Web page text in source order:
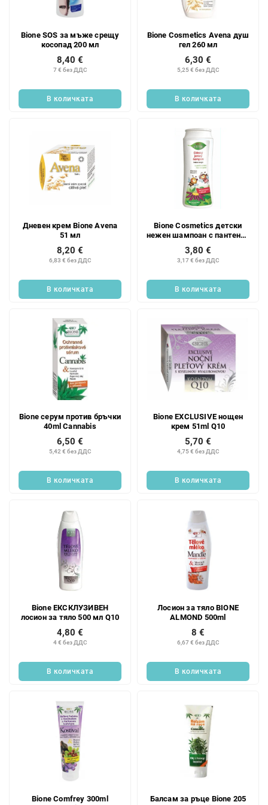
Bione SOS за мъже срещу
косопад 200 мл
7 € без ДДС
8,40 €
В количката
Bione Cosmetics Avena душ
гел 260 мл
5,25 € без ДДС
6,30 €
В количката
Дневен крем Bione Avena
51 мл
6,83 € без ДДС
8,20 €
В количката
Bione Cosmetics детски
нежен шампоан с пантенол
200 мл
3,17 € без ДДС
3,80 €
В количката
Bione серум против бръчки
40ml Cannabis
5,42 € без ДДС
6,50 €
В количката
Bione EXCLUSIVE нощен
крем 51ml Q10
4,75 € без ДДС
5,70 €
В количката
Bione ЕКСКЛУЗИВЕН
лосион за тяло 500 мл Q10
4 € без ДДС
4,80 €
В количката
Лосион за тяло BIONE
ALMOND 500ml
6,67 € без ДДС
8 €
В количката
Bione Comfrey 300ml
Балсам за ръце Bione 205